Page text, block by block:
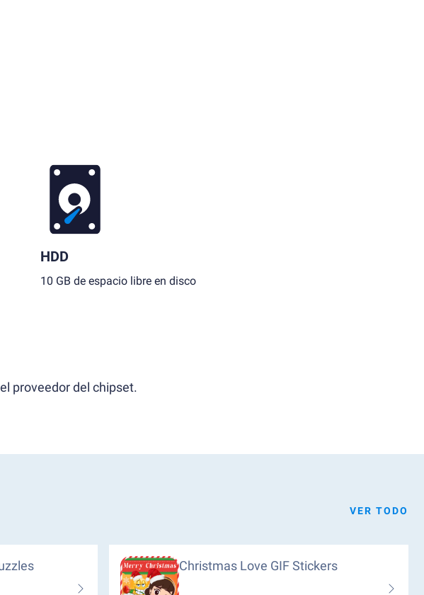
HDD
10 GB de espacio libre en disco
proveedor del chipset.
VER TODO
Christmas Love GIF Stickers